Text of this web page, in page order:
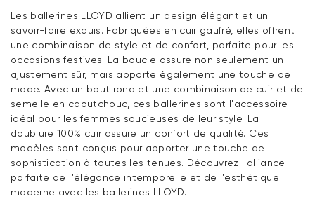
Les ballerines LLOYD allient un design élégant et un
savoir-faire exquis. Fabriquées en cuir gaufré, elles offrent
une combinaison de style et de confort, parfaite pour les
occasions festives. La boucle assure non seulement un
ajustement sûr, mais apporte également une touche de
mode. Avec un bout rond et une combinaison de cuir et de
semelle en caoutchouc, ces ballerines sont l'accessoire
idéal pour les femmes soucieuses de leur style. La
doublure 100% cuir assure un confort de qualité. Ces
modèles sont conçus pour apporter une touche de
sophistication à toutes les tenues. Découvrez l'alliance
parfaite de l'élégance intemporelle et de l'esthétique
moderne avec les ballerines LLOYD.